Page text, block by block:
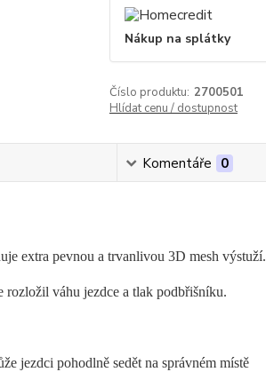
Nákup na splátky
Číslo produktu: 2700501
Hlídat cenu / dostupnost
Komentáře 0
extra pevnou a trvanlivou 3D mesh výstuží.
rozložil váhu jezdce a tlak podbřišníku.
jezdci pohodlně sedět na správném místě